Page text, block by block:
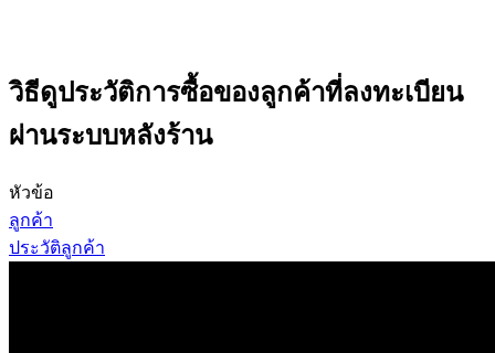
วิธีดูประวัติการซื้อของลูกค้าที่ลงทะเบียน
ผ่านระบบหลังร้าน
หัวข้อ
ลูกค้า
ประวัติลูกค้า